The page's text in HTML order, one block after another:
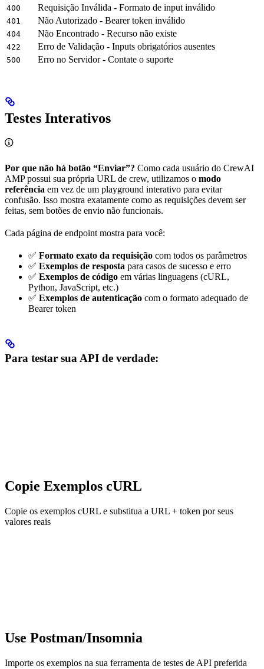
400 Requisição Inválida - Formato de input inválido
401 Não Autorizado - Bearer token inválido
404 Não Encontrado - Recurso não existe
422 Erro de Validação - Inputs obrigatórios ausentes
500 Erro no Servidor - Contate o suporte
Testes Interativos
Por que não há botão “Enviar”? Como cada usuário do CrewAI
AMP possui sua própria URL de crew, utilizamos o modo
referência em vez de um playground interativo para evitar
confusão. Isso mostra exatamente como as requisições devem ser
feitas, sem botões de envio não funcionais.
Cada página de endpoint mostra para você:
✅ Formato exato da requisição com todos os parâmetros
✅ Exemplos de resposta para casos de sucesso e erro
✅ Exemplos de código em várias linguagens (cURL,
Python, JavaScript, etc.)
✅ Exemplos de autenticação com o formato adequado de
Bearer token
Para testar sua API de verdade:
Copie Exemplos cURL
Copie os exemplos cURL e substitua a URL + token por seus
valores reais
Use Postman/Insomnia
Importe os exemplos na sua ferramenta de testes de API preferida